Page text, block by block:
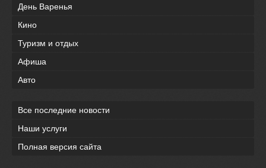
День Варенья
Кино
Туризм и отдых
Афиша
Авто
Все последние новости
Наши услуги
Полная версия сайта